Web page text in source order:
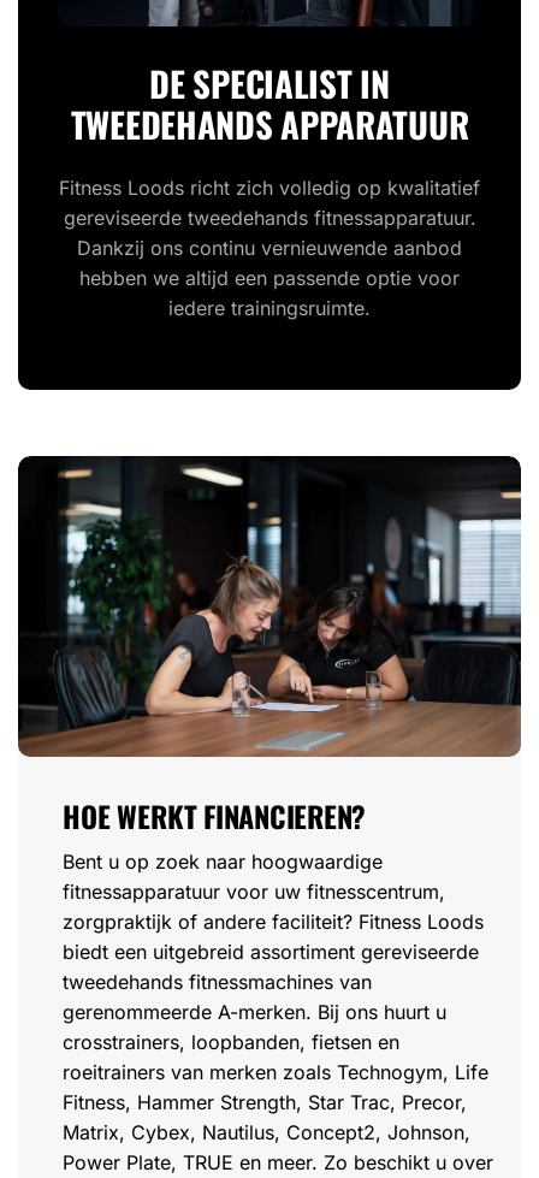
DE SPECIALIST IN
TWEEDEHANDS APPARATUUR
Fitness Loods richt zich volledig op kwalitatief
gereviseerde tweedehands fitnessapparatuur.
Dankzij ons continu vernieuwende aanbod
hebben we altijd een passende optie voor
iedere trainingsruimte.
HOE WERKT FINANCIEREN?
Bent u op zoek naar hoogwaardige
fitnessapparatuur voor uw fitnesscentrum,
zorgpraktijk of andere faciliteit? Fitness Loods
biedt een uitgebreid assortiment gereviseerde
tweedehands fitnessmachines van
gerenommeerde A-merken. Bij ons huurt u
crosstrainers, loopbanden, fietsen en
roeitrainers van merken zoals Technogym, Life
Fitness, Hammer Strength, Star Trac, Precor,
Matrix, Cybex, Nautilus, Concept2, Johnson,
Power Plate, TRUE en meer. Zo beschikt u over